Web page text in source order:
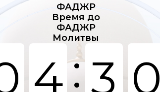
ФАДЖР
Время до
ФАДЖР
Молитвы
4:3 0